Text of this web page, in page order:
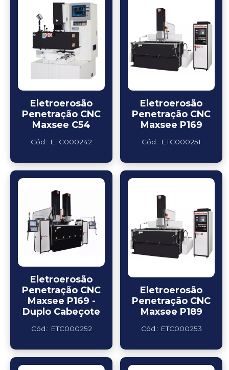
Eletroerosão
Penetração CNC
Maxsee C54
Cód.: ETC000242
Eletroerosão
Penetração CNC
Maxsee P169
Cód.: ETC000251
Eletroerosão
Penetração CNC
Maxsee P169 -
Duplo Cabeçote
Cód.: ETC000252
Eletroerosão
Penetração CNC
Maxsee P189
Cód.: ETC000253